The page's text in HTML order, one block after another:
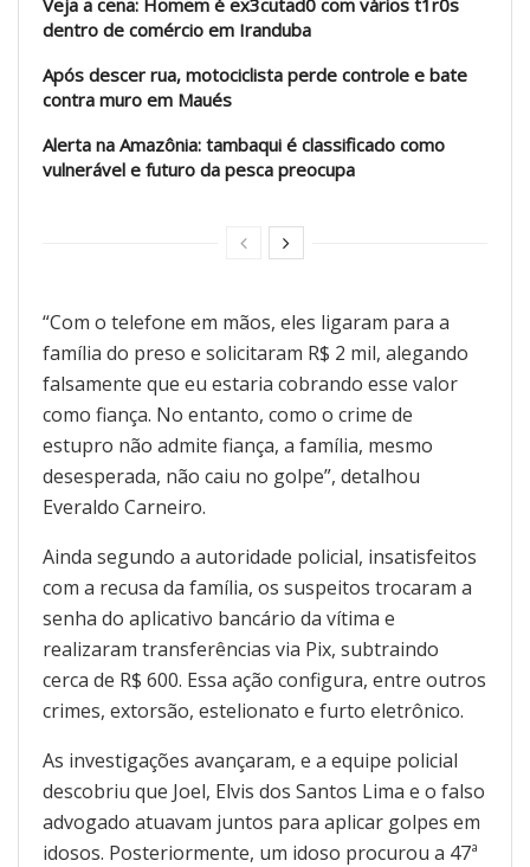
dentro de comércio em Iranduba
Após descer rua, motociclista perde controle e bate
contra muro em Maués
Alerta na Amazônia: tambaqui é classificado como
vulnerável e futuro da pesca preocupa
“Com o telefone em mãos, eles ligaram para a
família do preso e solicitaram R$ 2 mil, alegando
falsamente que eu estaria cobrando esse valor
como fiança. No entanto, como o crime de
estupro não admite fiança, a família, mesmo
desesperada, não caiu no golpe”, detalhou
Everaldo Carneiro.
Ainda segundo a autoridade policial, insatisfeitos
com a recusa da família, os suspeitos trocaram a
senha do aplicativo bancário da vítima e
realizaram transferências via Pix, subtraindo
cerca de R$ 600. Essa ação configura, entre outros
crimes, extorsão, estelionato e furto eletrônico.
As investigações avançaram, e a equipe policial
descobriu que Joel, Elvis dos Santos Lima e o falso
advogado atuavam juntos para aplicar golpes em
idosos. Posteriormente, um idoso procurou a 47ª